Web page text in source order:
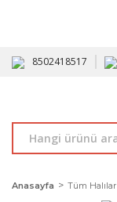
8502418517
Anasayfa Tüm Halılar